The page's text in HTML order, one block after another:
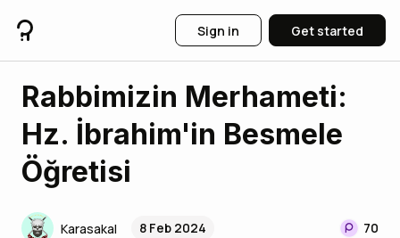
Sign in Get started
Rabbimizin Merhameti:
Hz. İbrahim'in Besmele
Öğretisi
Karasakal 8 Feb 2024 70